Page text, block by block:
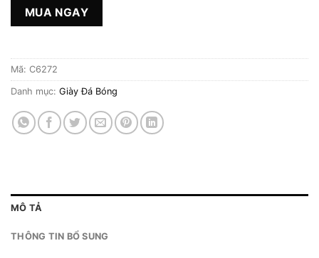
MUA NGAY
Mã: C6272
Danh mục: Giày Đá Bóng
MÔ TẢ
THÔNG TIN BỔ SUNG